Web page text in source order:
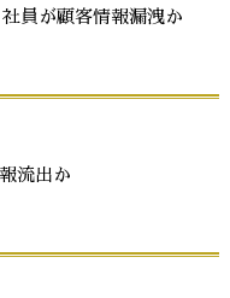
員が顧客情報漏洩か
流出か